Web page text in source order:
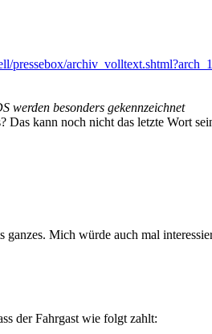
pressebox/
werden besonders gekennzeichnet
Das kann noch nicht das letzte Wort
ganzes. Mich würde auch mal
der Fahrgast wie folgt zahlt: